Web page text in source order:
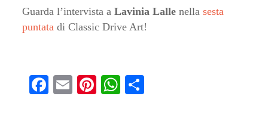
Guarda l’intervista a Lavinia Lallenella sesta
puntata di Classic Drive Art!
Fa E
Pi
W